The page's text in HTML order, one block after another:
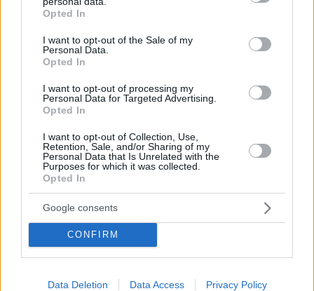
grant or deny consent to Google and its third-party tags to
use your data for below specified purposes in below Google
consent section.
Opted In
I want to opt-out of the Sale of my
Personal Data.
Opted In
I want to opt-out of processing my
Personal Data for Targeted Advertising.
Opted In
I want to opt-out of Collection, Use,
Retention, Sale, and/or Sharing of my
Personal Data that Is Unrelated with the
Purposes for which it was collected.
Opted In
Google consents
CONFIRM
Data Deletion Data Access Privacy Policy
γνωστός στην ελληνική αγορά όταν επιχείρησε
εγχείρημα που τελικά δεν τελεσφόρησε. Ο
Κάλαμος, γιος Ελλήνων μεταναστών, ξεκίνησε
από το μανάβικο που είχαν οι γονείς του στο
Σικάγο και έφτασε το 2006 να φιγουράρει στη
λίστα του «Forbes» ως ο 160ός πλουσιότερος
Αμερικάνος, με περιουσία αξίας 2 δισ.
δολαρίων. Συγγραφέας βιβλίων και
αρθρογράφος γνωστών αμερικανικών εντύπων,
θεωρείται πρωτοπόρος στις στρατηγικές
επενδύσεων και στη διαχείριση κρίσεων. Οι
σχέσεις των Ελληνοαμερικανών
επιχειρηματιών που «χτυπούν» την Εθνική
Οίκο. Ο Τζον Κουδούνης ξεκίνησε από τη